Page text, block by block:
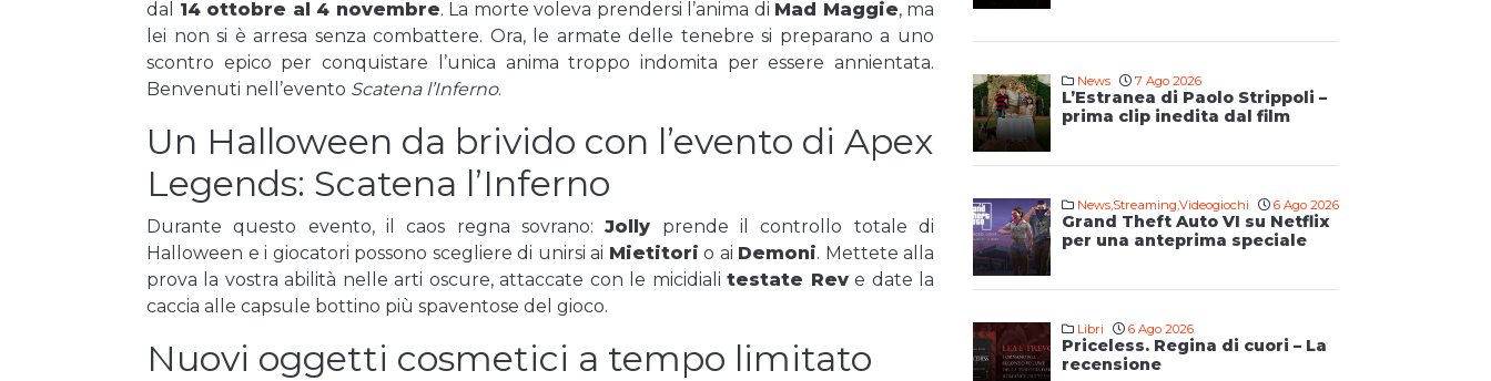
dal 14 ottobre al 4 novembre. La morte voleva prendersi l’anima di Mad Maggie, ma
lei non si è arresa senza combattere. Ora, le armate delle tenebre si preparano a uno
scontro epico per conquistare l’unica anima troppo indomita per essere annientata.
Benvenuti nell’evento Scatena l’Inferno.
Un Halloween da brivido con l’evento di Apex
Legends: Scatena l’Inferno
Durante questo evento, il caos regna sovrano:Jolly prende il controllo totale di
Halloween e i giocatori possono scegliere di unirsi ai Mietitori o ai Demoni. Mettete alla
prova la vostra abilità nelle arti oscure, attaccate con le micidialitestate Reve date la
caccia alle capsule bottino più spaventose del gioco.
Nuovi oggetti cosmetici a tempo limitato
News 7 Ago 2026
L’Estranea di Paolo Strippoli –
prima clip inedita dal film
News,Streaming,Videogiochi 6 Ago 2026
Grand Theft Auto VI su Netflix
per una anteprima speciale
Libri 6 Ago 2026
Priceless. Regina di cuori – La
recensione